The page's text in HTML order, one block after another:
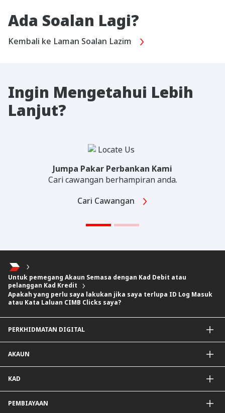
Ada Soalan Lagi?
Kembali ke Laman Soalan Lazim
Ingin Mengetahui Lebih
Lanjut?
Jumpa Pakar Perbankan Kami
Cari cawangan berhampiran anda.
Cari Cawangan
Untuk pemegang Akaun Semasa dengan Kad Debit atau
pelanggan Kad Kredit
Apakah yang perlu saya lakukan jika saya terlupa ID Log Masuk
atau Kata Laluan CIMB Clicks saya?
PERKHIDMATAN DIGITAL
CIMB Clicks
DuitNow QR
Diperibadikan Untuk Anda
Penjejak Karbon
AKAUN
Akaun Semasa
Simpanan Tetap
Mudarabah IA
KAD
Kad Debit
PEMBIAYAAN